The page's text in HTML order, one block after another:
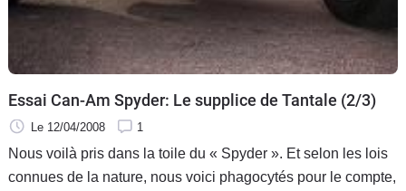
Essai Can-Am Spyder: Le supplice de Tantale (2/3)
Le 12/04/2008 1
Nous voilà pris dans la toile du « Spyder ». Et selon les lois
connues de la nature, nous voici phagocytés pour le compte,